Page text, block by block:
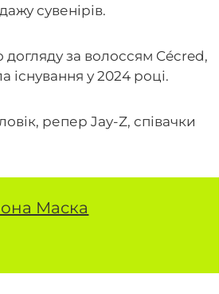
сувенірів.
догляду за волоссям Cécred,
існування у 2024 році.
репер Jay-Z, співачки
Маска